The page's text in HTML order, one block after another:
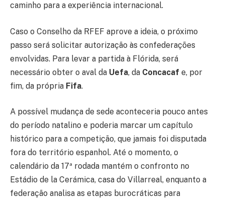
caminho para a experiência internacional.
Caso o Conselho da RFEF aprove a ideia, o próximo
passo será solicitar autorização às confederações
envolvidas. Para levar a partida à Flórida, será
necessário obter o aval da Uefa, da Concacaf e, por
fim, da própria Fifa.
A possível mudança de sede aconteceria pouco antes
do período natalino e poderia marcar um capítulo
histórico para a competição, que jamais foi disputada
fora do território espanhol. Até o momento, o
calendário da 17ª rodada mantém o confronto no
Estádio de la Cerámica, casa do Villarreal, enquanto a
federação analisa as etapas burocráticas para